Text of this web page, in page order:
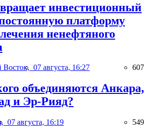
инвестиционный
платформу
ненефтяного
Восток, 07 августа, 16:27 607
объединяются Анкара,
и Эр-Рияд?
07 августа, 16:19 549